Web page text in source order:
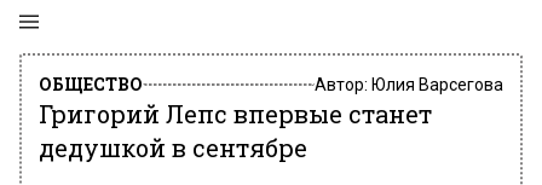
ОБЩЕСТВО Автор: Юлия Варсегова
Григорий Лепс впервые станет
дедушкой в сентябре